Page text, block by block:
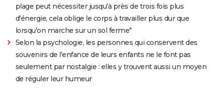
plage peut nécessiter jusqu'à près de trois fois plus
d'énergie, cela oblige le corps à travailler plus dur que
lorsqu'on marche sur un sol ferme"
Selon la psychologie, les personnes qui conservent des
souvenirs de l'enfance de leurs enfants ne le font pas
seulement par nostalgie : elles y trouvent aussi un moyen
de réguler leur humeur